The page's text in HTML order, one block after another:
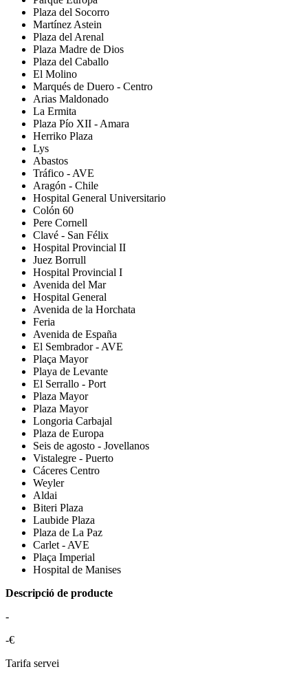
Plaza del Socorro
Martínez Astein
Plaza del Arenal
Plaza Madre de Dios
Plaza del Caballo
El Molino
Marqués de Duero - Centro
Arias Maldonado
La Ermita
Plaza Pío XII - Amara
Herriko Plaza
Lys
Abastos
Tráfico - AVE
Aragón - Chile
Hospital General Universitario
Colón 60
Pere Cornell
Clavé - San Félix
Hospital Provincial II
Juez Borrull
Hospital Provincial I
Avenida del Mar
Hospital General
Avenida de la Horchata
Feria
Avenida de España
El Sembrador - AVE
Plaça Mayor
Playa de Levante
El Serrallo - Port
Plaza Mayor
Plaza Mayor
Longoria Carbajal
Plaza de Europa
Seis de agosto - Jovellanos
Vistalegre - Puerto
Cáceres Centro
Weyler
Aldai
Biteri Plaza
Laubide Plaza
Plaza de La Paz
Carlet - AVE
Plaça Imperial
Hospital de Manises
Descripció de producte
-
-€
Tarifa servei